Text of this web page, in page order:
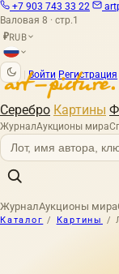
+7 903 743 33 22
Валовая 8 · стр.1
₽RUB
Войти Регистрация
Серебро Картины
ЖурналАукционы мира
ЖурналАукционы мира
Каталог / Картины /